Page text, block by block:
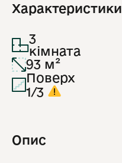
Характеристики
3
кімната
93 м²
Поверх
1/3
Опис